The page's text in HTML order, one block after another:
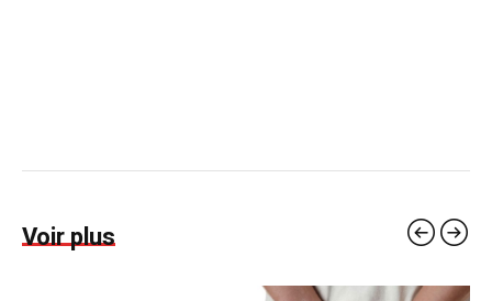
Voir plus